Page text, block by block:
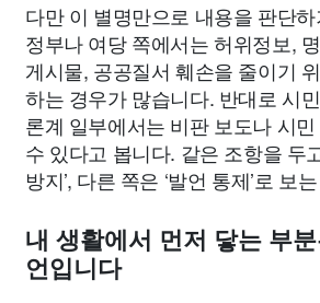
다만 이 별명만으로 내용을 판단
정부나 여당 쪽에서는 허위정보,
게시물, 공공질서 훼손을 줄이기
하는 경우가 많습니다. 반대로 시
론계 일부에서는 비판 보도나 시
수 있다고 봅니다. 같은 조항을 두
방지’, 다른 쪽은 ‘발언 통제’로 보
내 생활에서 먼저 닿는 부
언입니다